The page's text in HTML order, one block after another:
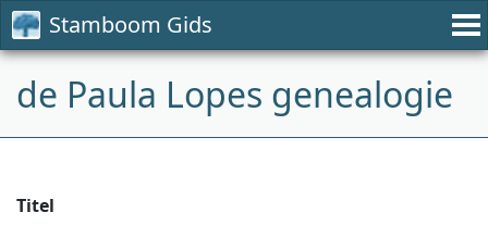
Stamboom Gids
de Paula Lopes genealogie
Titel